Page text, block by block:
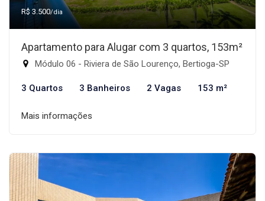
R$ 3.500/dia
Apartamento para Alugar com 3 quartos, 153m²
Módulo 06 - Riviera de São Lourenço, Bertioga-SP
3 Quartos 3 Banheiros 2 Vagas 153 m²
Mais informações